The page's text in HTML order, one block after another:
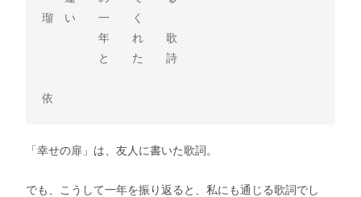
瑠　い　　一　　く
年　　れ　　歌
と　　た　　詩
依
「幸せの扉」は、友人に書いた歌詞。
でも、こうして一年を振り返ると、私にも通じる歌詞でし